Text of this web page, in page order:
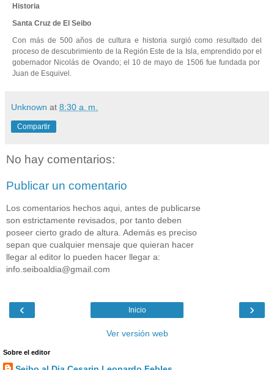
Historia
Santa Cruz de El Seibo
Con más de 500 años de cultura e historia surgió como resultado del
proceso de descubrimiento de la Región Este de la Isla, emprendido por el
gobernador Nicolás de Ovando; el 10 de mayo de 1506 fue fundada por
Juan de Esquivel.
Unknown at 8:30 a. m.
Compartir
No hay comentarios:
Publicar un comentario
Los comentarios hechos aqui, antes de publicarse
son estrictamente revisados, por tanto deben
poseer cierto grado de altura. Además es preciso
sepan que cualquier mensaje que quieran hacer
llegar al editor lo pueden hacer llegar a:
info.seiboaldia@gmail.com
‹ ›
Inicio
Ver versión web
Sobre el editor